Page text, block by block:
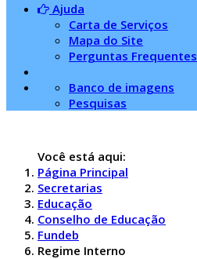
Ajuda
Carta de Serviços
Mapa do Site
Perguntas Frequentes
Banco de imagens
Pesquisas
Você está aqui:
Página Principal
Secretarias
Educação
Conselho de Educação
Fundeb
Regime Interno